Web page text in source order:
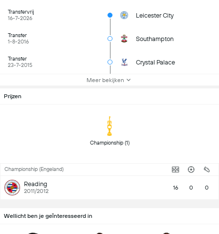
Transfervrij
16-7-2026
Leicester City
Transfer
1-8-2016
Southampton
Transfer
23-7-2015
Crystal Palace
Meer bekijken
Prijzen
Championship (1)
Championship (Engeland)
Reading
2011/2012 16 0 0
Wellicht ben je geïnteresseerd in